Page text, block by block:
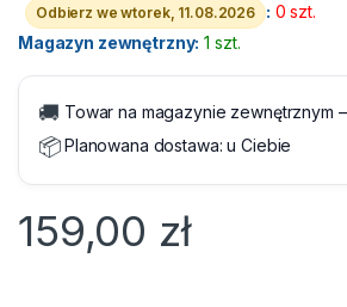
Odbierz we wtorek, 11.08.2026 : 0 szt.
Magazyn zewnętrzny: 1 szt.
🚚 Towar na magazynie zewnętrznym
📦Planowana dostawa:u Ciebie
159,00 zł